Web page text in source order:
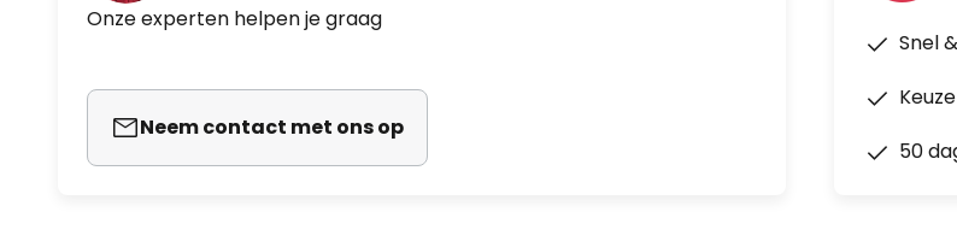
Onze experten helpen je graag
Neem contact met ons op
Snel
50